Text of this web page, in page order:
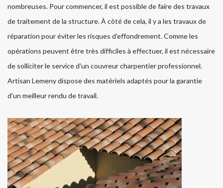
nombreuses. Pour commencer, il est possible de faire des travaux
de traitement de la structure. À côté de cela, il y a les travaux de
réparation pour éviter les risques d'effondrement. Comme les
opérations peuvent être très difficiles à effectuer, il est nécessaire
de solliciter le service d'un couvreur charpentier professionnel.
Artisan Lemeny dispose des matériels adaptés pour la garantie
d'un meilleur rendu de travail.